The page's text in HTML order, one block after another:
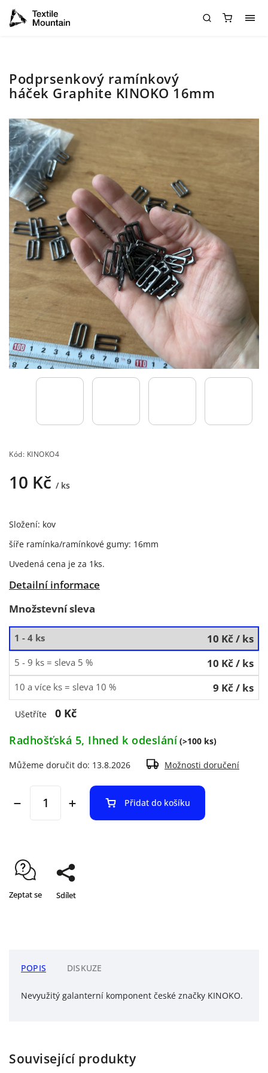
Podprsenkový ramínkový
háček Graphite KINOKO 16mm
Kód: KINOKO4
10 Kč / ks
Složení: kov
šíře ramínka/ramínkové gumy: 16mm
Uvedená cena je za 1ks.
Detailní informace
Množstevní sleva
1 - 4 ks 10 Kč/ ks
5 - 9 ks = sleva 5 % 10 Kč/ ks
10 a více ks = sleva 10 % 9 Kč/ ks
Ušetříte
0 Kč
Radhošťská 5, Ihned k odeslání (>100 ks)
Můžeme doručit do: 13.8.2026 Možnosti doručení
Přidat do košíku
Zeptat se Sdílet
POPIS DISKUZE
Nevyužitý galanterní komponent české značky KINOKO.
Související produkty